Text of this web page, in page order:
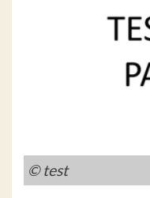
© test